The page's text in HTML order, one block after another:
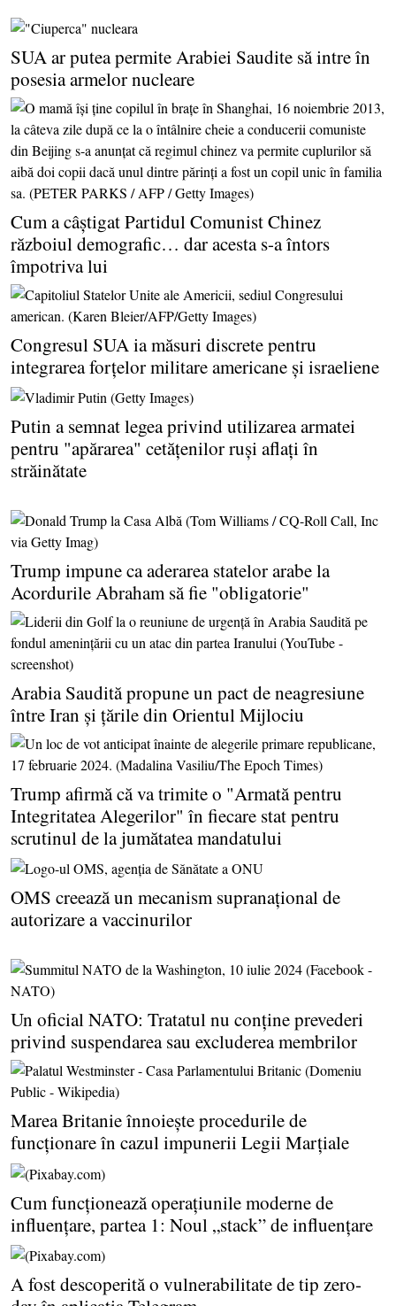
SUA ar putea permite Arabiei Saudite să intre în
posesia armelor nucleare
Cum a câştigat Partidul Comunist Chinez
războiul demografic… dar acesta s-a întors
împotriva lui
Congresul SUA ia măsuri discrete pentru
integrarea forţelor militare americane şi israeliene
Putin a semnat legea privind utilizarea armatei
pentru "apărarea" cetăţenilor ruşi aflaţi în
străinătate
Trump impune ca aderarea statelor arabe la
Acordurile Abraham să fie "obligatorie"
Arabia Saudită propune un pact de neagresiune
între Iran şi ţările din Orientul Mijlociu
Trump afirmă că va trimite o "Armată pentru
Integritatea Alegerilor" în fiecare stat pentru
scrutinul de la jumătatea mandatului
OMS creează un mecanism supranaţional de
autorizare a vaccinurilor
Un oficial NATO: Tratatul nu conţine prevederi
privind suspendarea sau excluderea membrilor
Marea Britanie înnoieşte procedurile de
funcţionare în cazul impunerii Legii Marţiale
Cum funcţionează operaţiunile moderne de
influenţare, partea 1: Noul „stack” de influenţare
A fost descoperită o vulnerabilitate de tip zero-